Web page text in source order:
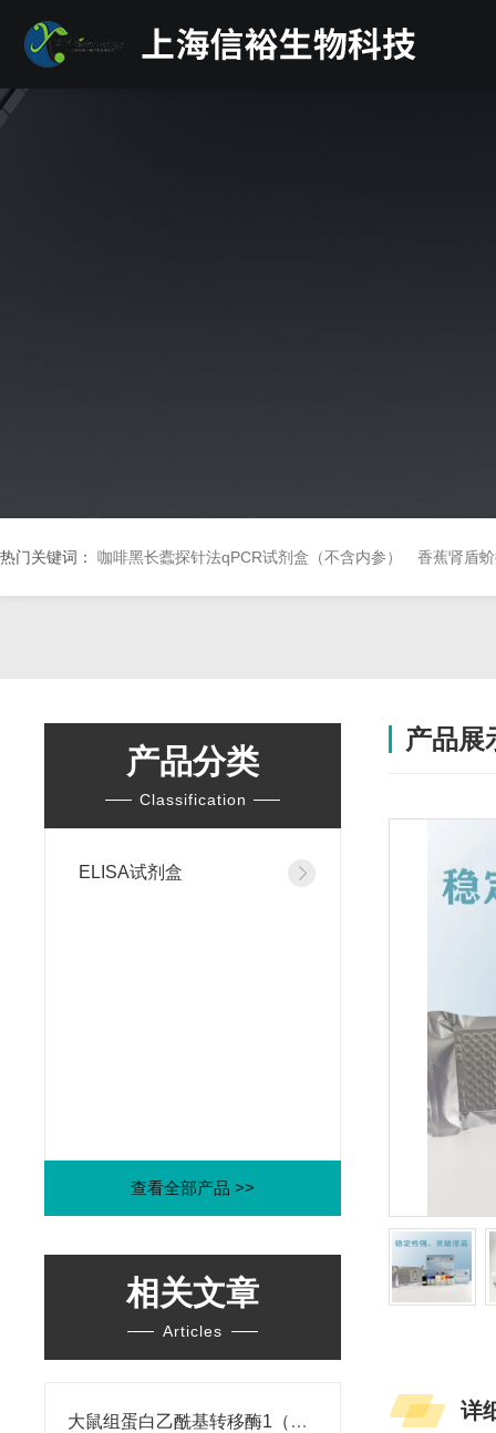
热门关键词： 咖啡黑长蠹探针法qPCR试剂盒（不含内参） 香蕉肾盾
产品分类
Classification
ELISA试剂盒
查看全部产品 >>
相关文章
Articles
大鼠组蛋白乙酰基转移酶1（HAT1）ELISA试剂盒
产品展
详